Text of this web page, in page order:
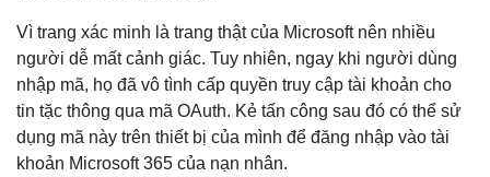
Vì trang xác minh là trang thật của Microsoft nên nhiều
người dễ mất cảnh giác. Tuy nhiên, ngay khi người dùng
nhập mã, họ đã vô tình cấp quyền truy cập tài khoản cho
tin tặc thông qua mã OAuth. Kẻ tấn công sau đó có thể sử
dụng mã này trên thiết bị của mình để đăng nhập vào tài
khoản Microsoft 365 của nạn nhân.